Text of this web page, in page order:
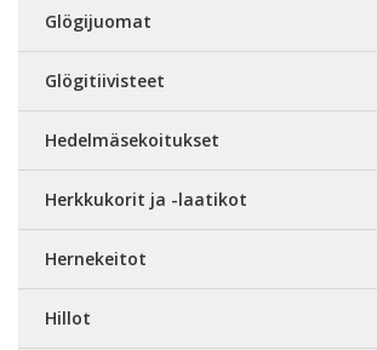
Glögijuomat
Glögitiivisteet
Hedelmäsekoitukset
Herkkukorit ja -laatikot
Hernekeitot
Hillot